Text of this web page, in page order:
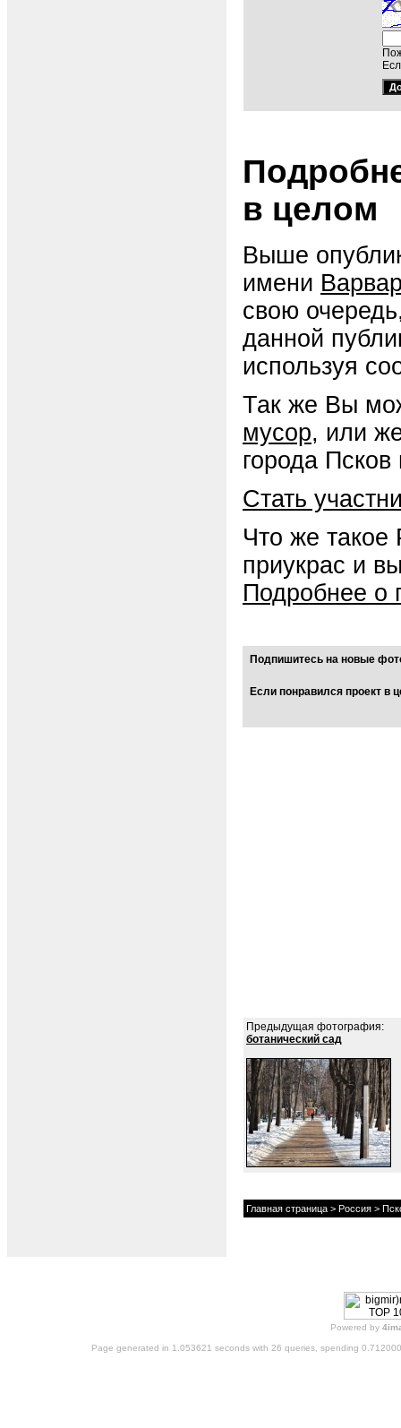
в целом
Выше
имени
свою
данной
используя
Так же Вы
мусор, или
города
Стать
Что же такое
приукрас и
Подробнее о
Подпишитесь на новые
Если понравился проект в
Предыдущая фотография:
ботанический сад
Главная страница > Россия >
Powered by
Page generated in 1.053621 seconds with 26 queries, spending